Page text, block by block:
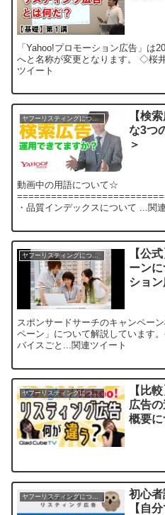
「Yahoo!プロモーション広告」は
へと名称が変更となります。 ◇桜
ツイート
ヤフーリスティングについて
【検
な3つ
＞
動画中の用語について☆
・品質インデックスについて ...関
ヤフーリスティングについて
【公
ーン
ション
スポンサードサーチのキャンペー
ペーン」について解説しています
バイスごと...関連ツイート
ヤフーリスティングについて
【比
広告
概要
ヤフーリスティングについて
初心
【自